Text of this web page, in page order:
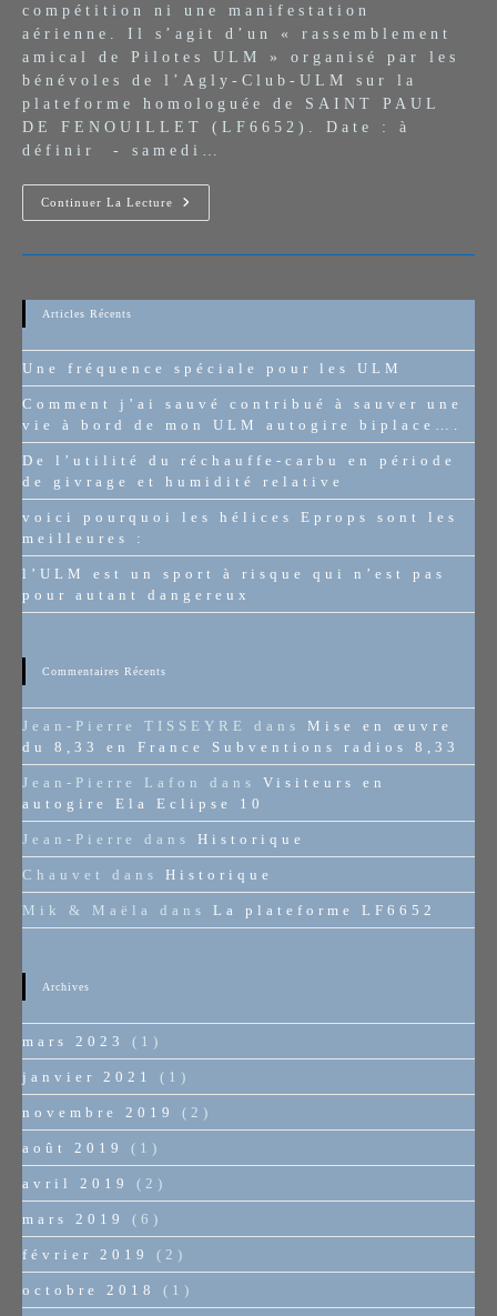
compétition ni une manifestation
aérienne. Il s’agit d’un « rassemblement
amical de Pilotes ULM » organisé par les
bénévoles de l’Agly-Club-ULM sur la
plateforme homologuée de SAINT PAUL
DE FENOUILLET (LF6652). Date : à
définir - samedi…
Continuer La Lecture
L’envolée
Cathare
Articles Récents
Une fréquence spéciale pour les ULM
Comment j’ai sauvé contribué à sauver une
vie à bord de mon ULM autogire biplace….
De l’utilité du réchauffe-carbu en période
de givrage et humidité relative
voici pourquoi les hélices Eprops sont les
meilleures :
l’ULM est un sport à risque qui n’est pas
pour autant dangereux
Commentaires Récents
Jean-Pierre TISSEYRE dans Mise en œuvre
du 8,33 en France Subventions radios 8,33
Jean-Pierre Lafon dans Visiteurs en
autogire Ela Eclipse 10
Jean-Pierre dans Historique
Chauvet dans Historique
Mik & Maëla dans La plateforme LF6652
Archives
mars 2023 (1)
janvier 2021 (1)
novembre 2019 (2)
août 2019 (1)
avril 2019 (2)
mars 2019 (6)
février 2019 (2)
octobre 2018 (1)